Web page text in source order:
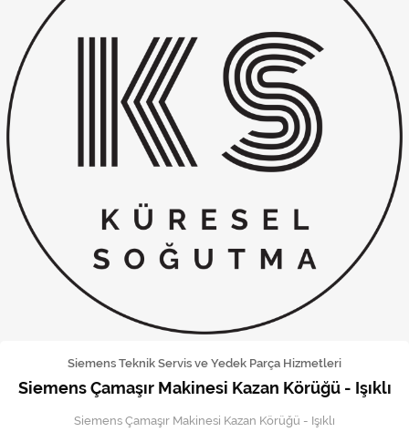
Elektrikli Aksamlar
Elektrikli Süpürge
Fan
Fırın, Ocak ve Aspiratör
Klima
Kombi
Musluk
Siemens Teknik Servis ve Yedek Parça Hizmetleri
Siemens Çamaşır Makinesi Kazan Körüğü - Işıklı
Siemens Çamaşır Makinesi Kazan Körüğü - Işıklı